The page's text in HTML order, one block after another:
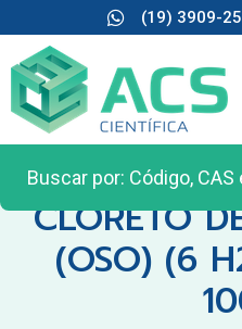
(19) 3909-
CATEGORIA:
CLORETO
(OSO) (6